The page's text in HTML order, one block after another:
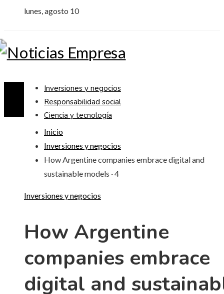
lunes, agosto 10
Inversiones y negocios
Responsabilidad social
Ciencia y tecnología
Inicio
Inversiones y negocios
How Argentine companies embrace digital and
sustainable models · 4
Inversiones y negocios
How Argentine
companies embrace
digital and